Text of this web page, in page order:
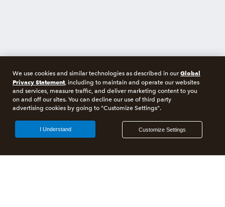
We use cookies and similar technologies as described in ourGlobal
Privacy Statement, including to maintain and operate our websites
and services, measure traffic, and deliver marketing content to you
on and off our sites. You can decline our use of third party
advertising cookies by going to "Customize Settings".
Customize Settings
I Understand